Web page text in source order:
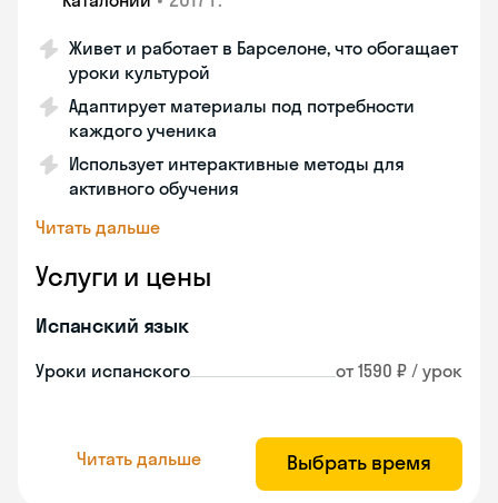
Живет и работает в Барселоне, что обогащает
уроки культурой
Адаптирует материалы под потребности
каждого ученика
Использует интерактивные методы для
активного обучения
Читать дальше
Услуги и цены
Испанский язык
Уроки испанского от 1590 ₽ / урок
Читать дальше Выбрать время